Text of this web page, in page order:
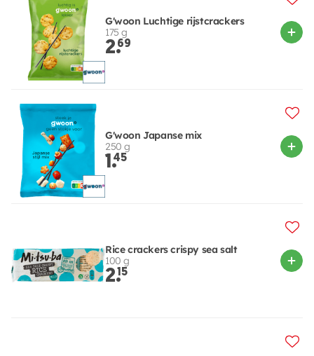
G'woon Luchtige rijstcrackers
175 g
2.69
G'woon Japanse mix
250 g
1.45
Rice crackers crispy sea salt
100 g
2.15